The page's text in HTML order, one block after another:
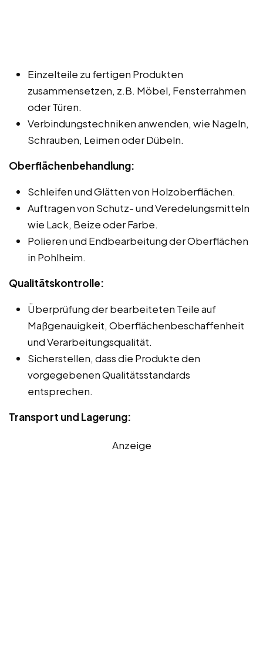
Einzelteile zu fertigen Produkten
zusammensetzen, z.B. Möbel, Fensterrahmen
oder Türen.
Verbindungstechniken anwenden, wie Nageln,
Schrauben, Leimen oder Dübeln.
Oberflächenbehandlung:
Schleifen und Glätten von Holzoberflächen.
Auftragen von Schutz- und Veredelungsmitteln
wie Lack, Beize oder Farbe.
Polieren und Endbearbeitung der Oberflächen
in Pohlheim.
Qualitätskontrolle:
Überprüfung der bearbeiteten Teile auf
Maßgenauigkeit, Oberflächenbeschaffenheit
und Verarbeitungsqualität.
Sicherstellen, dass die Produkte den
vorgegebenen Qualitätsstandards
entsprechen.
Transport und Lagerung:
Anzeige